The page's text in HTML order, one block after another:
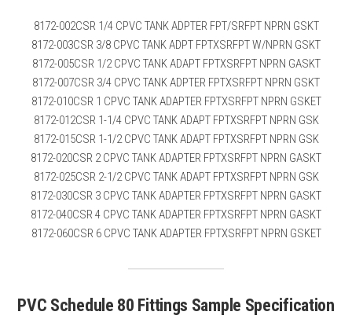
8172-002CSR 1/4 CPVC TANK ADPTER FPT/SRFPT NPRN GSKT
8172-003CSR 3/8 CPVC TANK ADPT FPTXSRFPT W/NPRN GSKT
8172-005CSR 1/2 CPVC TANK ADAPT FPTXSRFPT NPRN GASKT
8172-007CSR 3/4 CPVC TANK ADPTER FPTXSRFPT NPRN GSKT
8172-010CSR 1 CPVC TANK ADAPTER FPTXSRFPT NPRN GSKET
8172-012CSR 1-1/4 CPVC TANK ADAPT FPTXSRFPT NPRN GSK
8172-015CSR 1-1/2 CPVC TANK ADAPT FPTXSRFPT NPRN GSK
8172-020CSR 2 CPVC TANK ADAPTER FPTXSRFPT NPRN GASKT
8172-025CSR 2-1/2 CPVC TANK ADAPT FPTXSRFPT NPRN GSK
8172-030CSR 3 CPVC TANK ADAPTER FPTXSRFPT NPRN GASKT
8172-040CSR 4 CPVC TANK ADAPTER FPTXSRFPT NPRN GASKT
8172-060CSR 6 CPVC TANK ADAPTER FPTXSRFPT NPRN GSKET
PVC Schedule 80 Fittings Sample Specification